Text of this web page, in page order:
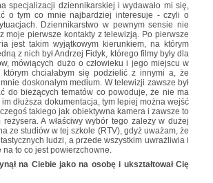
specjalizacji dziennikarskiej i wydawało mi się,
o tym co mnie najbardziej interesuje - czyli o
Dziennikarstwo w pewnym sensie nie
moje pierwsze kontakty z telewizją. Po pierwsze
jest takim wyjątkowym kierunkiem, na którym
z nich był Andrzej Fidyk, którego filmy były dla
mówiących dużo o człowieku i jego miejscu w
chciałabym się podzielić z innymi a, że
doskonałym medium. W telewizji zawsze był
do bieżących tematów co powoduje, że nie ma
dłuższa dokumentacja, tym lepiej można wejść
takiego jak obiektywna kamera i zawsze to
A właściwy wybór tego zależy w dużej
ze studiów w tej szkole (RTV), gdyż uważam, że
ludzi, a przede wszystkim uwrażliwia i
na to co jest powierzchowne.
na Ciebie jako na osobę i ukształtował Cię